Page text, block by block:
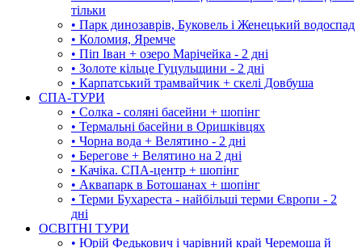
тільки
• Парк динозаврів, Буковель і Женецький водоспад
• Коломия, Яремче
• Піп Іван + озеро Марічейка - 2 дні
• Золоте кільце Гуцульщини - 2 дні
• Карпатський трамвайчик + скелі Довбуша
СПА-ТУРИ
• Солка - соляні басейни + шопінг
• Термальні басейни в Оришківцях
• Чорна вода + Велятино - 2 дні
• Берегове + Велятино на 2 дні
• Качіка. СПА-центр + шопінг
• Аквапарк в Ботошанах + шопінг
• Терми Бухареста - найбільші терми Європи - 2
дні
ОСВІТНІ ТУРИ
• Юрій Федькович і чарівний край Черемоша й